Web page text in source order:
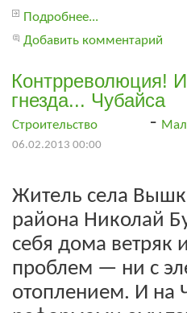
Подробнее...
Добавить комментарий
Контрреволюция!
гнезда... Чубайса
Строительство -
06.02.2013 00:00
Житель села
района Николай
себя дома ветряк
проблем — ни с
отоплением. И на